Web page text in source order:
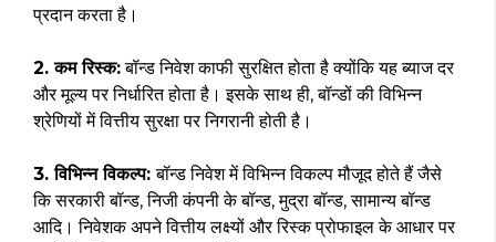
प्रदान करता है।
2. कम रिस्क:बॉन्ड निवेश काफी सुरक्षित होता है क्योंकि यह ब्याज दर
और मूल्य पर निर्धारित होता है। इसके साथ ही, बॉन्डों की विभिन्न
श्रेणियों में वित्तीय सुरक्षा पर निगरानी होती है।
3. विभिन्न विकल्प:बॉन्ड निवेश में विभिन्न विकल्प मौजूद होते हैं जैसे
कि सरकारी बॉन्ड, निजी कंपनी के बॉन्ड, मुद्रा बॉन्ड, सामान्य बॉन्ड
आदि। निवेशक अपने वित्तीय लक्ष्यों और रिस्क प्रोफाइल के आधार पर